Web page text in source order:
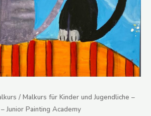
/ Malkurs für Kinder und Jugendliche –
Junior Painting Academy